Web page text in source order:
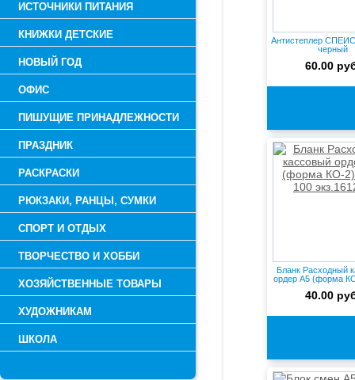
ИСТОЧНИКИ ПИТАНИЯ
КНИЖКИ ДЕТСКИЕ
НОВЫЙ ГОД
ОФИС
ПИШУЩИЕ ПРИНАДЛЕЖНОСТИ
ПРАЗДНИК
РАСКРАСКИ
РЮКЗАКИ, РАНЦЫ, СУМКИ
СПОРТ И ОТДЫХ
ТВОРЧЕСТВО И ХОББИ
ХОЗЯЙСТВЕННЫЕ ТОВАРЫ
ХУДОЖНИКАМ
ШКОЛА
Антистеплер
черный
60.00
Бланк Расходный
ордер А5 (форма
40.00